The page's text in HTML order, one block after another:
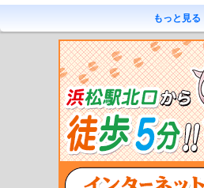
越前下山駅
九頭竜湖駅 青郷駅 三松駅 若狭
新平野駅 上
駅
藤井駅 三方駅 気山駅 美浜駅 東美浜駅
越前開発駅 越前新保駅 追分口駅 東藤
永平寺口駅 下志比駅 光明寺駅
小舟渡駅 保田駅 発坂駅 比島駅 勝山
新田塚駅 中角駅 鷲塚針原駅 太郎丸駅
番田駅 あわら湯のまち駅 水居
日華化学前駅
八ツ島駅 越前武生駅 北府駅
水落駅 神明駅 鳥羽中駅 三十八
ベル前駅 花堂駅 赤十字前駅 木田四
スポーツ公園駅 泰澄の里駅 清明
もっと見る